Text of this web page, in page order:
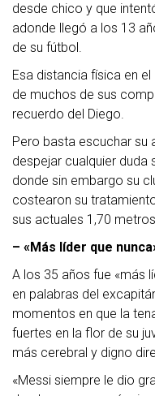
desde chico y que
adonde llegó a los 13
de su fútbol.
Esa distancia física en
de muchos de sus
recuerdo del Diego.
Pero basta escuchar
despejar cualquier duda
donde sin embargo su
costearon su
sus actuales 1,70
– «Más líder que
A los 35 años fue «más
en palabras del
momentos en que la
fuertes en la flor de su
más cerebral y digno
«Messi siempre le dio